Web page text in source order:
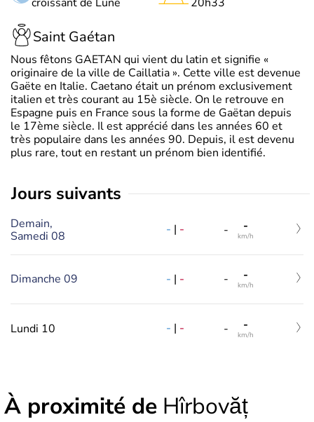
Saint Gaétan
Nous fêtons GAETAN qui vient du latin et signifie «
originaire de la ville de Caillatia ». Cette ville est devenue
Gaëte en Italie. Caetano était un prénom exclusivement
italien et très courant au 15è siècle. On le retrouve en
Espagne puis en France sous la forme de Gaëtan depuis
le 17ème siècle. Il est apprécié dans les années 60 et
très populaire dans les années 90. Depuis, il est devenu
plus rare, tout en restant un prénom bien identifié.
jours suivants
Demain,
Samedi 08
- | - - -
km/h
Dimanche 09 - | - - -
km/h
Lundi 10 - | - - -
km/h
À proximité de Hîrbovăț